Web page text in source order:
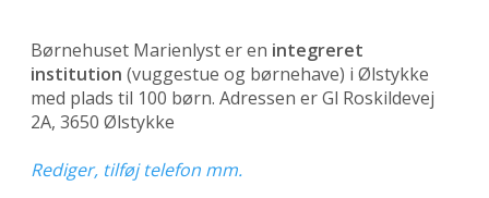
Børnehuset Marienlyst er en integreret
institution (vuggestue og børnehave) i Ølstykke
med plads til 100 børn. Adressen er Gl Roskildevej
2A, 3650 Ølstykke
Rediger, tilføj telefon mm.